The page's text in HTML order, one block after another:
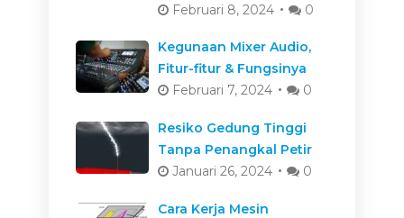
Februari 8, 2024
0
Kegunaan Mixer Audio,
Fitur-fitur & Fungsinya
Februari 7, 2024
0
Resiko Gedung Tinggi
Tanpa Penangkal Petir
Januari 26, 2024
0
Cara Kerja Mesin